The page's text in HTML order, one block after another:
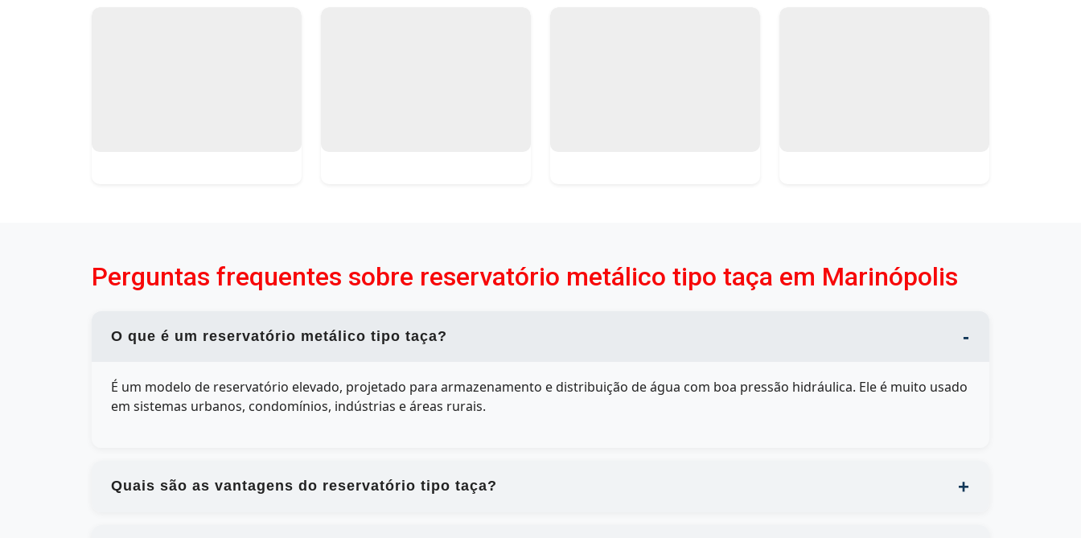
Perguntas frequentes sobre reservatório metálico tipo taça em Marinópolis
O que é um reservatório metálico tipo taça?
É um modelo de reservatório elevado, projetado para armazenamento e distribuição de água com boa pressão hidráulica. Ele é muito usado
em sistemas urbanos, condomínios, indústrias e áreas rurais.
Quais são as vantagens do reservatório tipo taça?